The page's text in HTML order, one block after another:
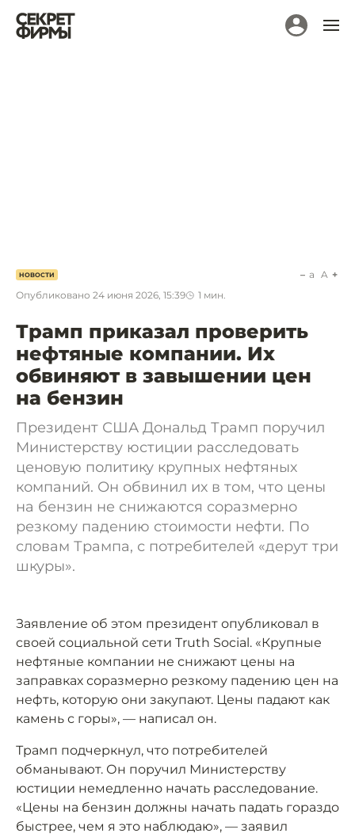
НОВОСТИ
Опубликовано 24 июня 2026, 15:39 1 мин.
a A
Трамп приказал проверить
нефтяные компании. Их
обвиняют в завышении цен
на бензин
Президент США Дональд Трамп поручил
Министерству юстиции расследовать
ценовую политику крупных нефтяных
компаний. Он обвинил их в том, что цены
на бензин не снижаются соразмерно
резкому падению стоимости нефти. По
словам Трампа, с потребителей «дерут три
шкуры».
Заявление об этом президент опубликовал в
своей социальной сети Truth Social. «Крупные
нефтяные компании не снижают цены на
заправках соразмерно резкому падению цен на
нефть, которую они закупают. Цены падают как
камень с горы», — написал он.
Трамп подчеркнул, что потребителей
обманывают. Он поручил Министерству
юстиции немедленно начать расследование.
«Цены на бензин должны начать падать гораздо
быстрее, чем я это наблюдаю», — заявил